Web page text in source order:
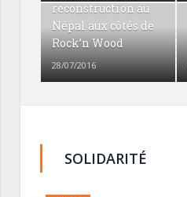
reconstruction au
Népal aux côtés de
Rock’n Wood
28/07/2016
SOLIDARITÉ